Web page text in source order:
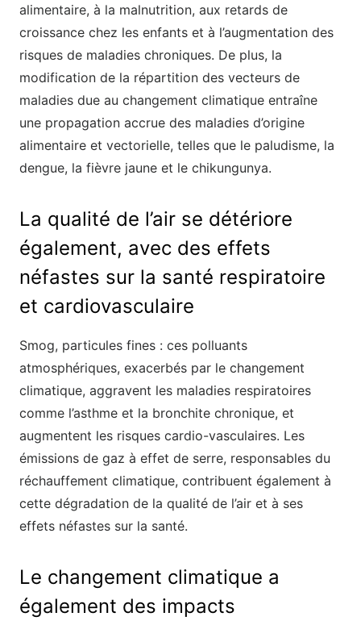
alimentaire, à la malnutrition, aux retards de
croissance chez les enfants et à l’augmentation des
risques de maladies chroniques. De plus, la
modification de la répartition des vecteurs de
maladies due au changement climatique entraîne
une propagation accrue des maladies d’origine
alimentaire et vectorielle, telles que le paludisme, la
dengue, la fièvre jaune et le chikungunya.
La qualité de l’air se détériore
également, avec des effets
néfastes sur la santé respiratoire
et cardiovasculaire
Smog, particules fines : ces polluants
atmosphériques, exacerbés par le changement
climatique, aggravent les maladies respiratoires
comme l’asthme et la bronchite chronique, et
augmentent les risques cardio-vasculaires. Les
émissions de gaz à effet de serre, responsables du
réchauffement climatique, contribuent également à
cette dégradation de la qualité de l’air et à ses
effets néfastes sur la santé.
Le changement climatique a
également des impacts